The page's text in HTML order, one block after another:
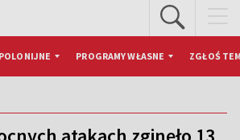
PROGRAMY WŁASNE ZGŁOŚ